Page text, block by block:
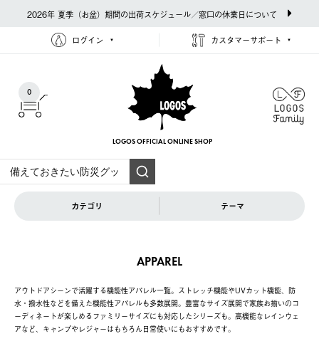
2026年 夏季（お盆）期間の出荷スケジュール／窓口の休業日について
ログイン カスタマーサポート
0
LOGOS OFFICIAL ONLINE SHOP
カテゴリ テーマ
APPAREL
アウトドアシーンで活躍する機能性アパレル一覧。ストレッチ機能やUVカット機能、防
水・撥水性などを備えた機能性アパレルも多数展開。豊富なサイズ展開で家族お揃いのコ
ーディネートが楽しめるファミリーサイズにも対応したシリーズも。高機能なレインウェ
アなど、キャンプやレジャーはもちろん日常使いにもおすすめです。